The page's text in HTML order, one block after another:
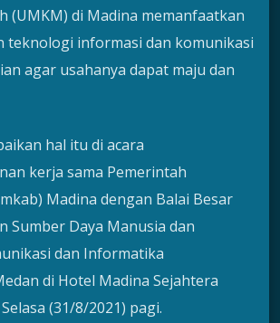
(UMKM) di Madina memanfaatkan
teknologi informasi dan komunikasi
agar usahanya dapat maju dan
hal itu di acara
kerja sama Pemerintah
Madina dengan Balai Besar
Sumber Daya Manusia dan
dan Informatika
di Hotel Madina Sejahtera
(31/8/2021) pagi.